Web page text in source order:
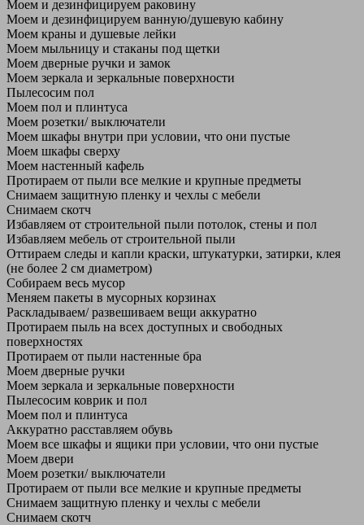
Моем и дезинфицируем раковину
Моем и дезинфицируем ванную/душевую кабину
Моем краны и душевые лейки
Моем мыльницу и стаканы под щетки
Моем дверные ручки и замок
Моем зеркала и зеркальные поверхности
Пылесосим пол
Моем пол и плинтуса
Моем розетки/ выключатели
Моем шкафы внутри при условии, что они пустые
Моем шкафы сверху
Моем настенный кафель
Протираем от пыли все мелкие и крупные предметы
Снимаем защитную пленку и чехлы с мебели
Снимаем скотч
Избавляем от строительной пыли потолок, стены и пол
Избавляем мебель от строительной пыли
Оттираем следы и капли краски, штукатурки, затирки, клея
(не более 2 см диаметром)
Собираем весь мусор
Меняем пакеты в мусорных корзинах
Раскладываем/ развешиваем вещи аккуратно
Протираем пыль на всех доступных и свободных
поверхностях
Протираем от пыли настенные бра
Моем дверные ручки
Моем зеркала и зеркальные поверхности
Пылесосим коврик и пол
Моем пол и плинтуса
Аккуратно расставляем обувь
Моем все шкафы и ящики при условии, что они пустые
Моем двери
Моем розетки/ выключатели
Протираем от пыли все мелкие и крупные предметы
Снимаем защитную пленку и чехлы с мебели
Снимаем скотч